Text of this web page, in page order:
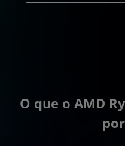
O que o AMD